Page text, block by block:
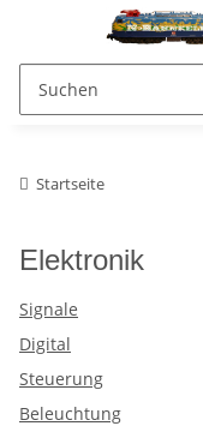
Startseite
Elektronik
Signale
Digital
Steuerung
Beleuchtung